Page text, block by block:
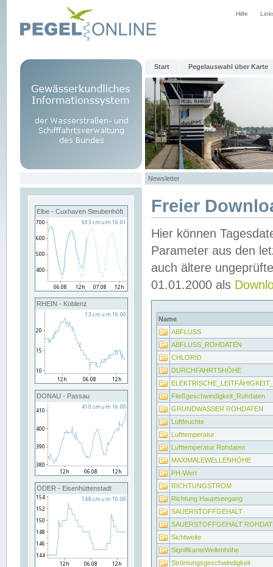
Hilfe
Start Pegelauswahl über Karte
Newsletter
Elbe - Cuxhaven Steubenhöft
RHEIN - Koblenz
DONAU - Passau
ODER - Eisenhüttenstadt
Freier
Hier können
Parameter aus den
auch ältere
01.01.2000 als
Name
ABFLUSS
ABFLUSS_ROHDATEN
CHLORID
DURCHFAHRTSHÖHE
Fließgeschwindigkeit_Rohdaten
GRUNDWASSER ROHDATEN
Luftfeuchte
Lufttemperatur
Lufttemperatur Rohdaten
MAXIMALEWELLENHÖHE
PH-Wert
RICHTUNGSTROM
Richtung Hauptseegang
SAUERSTOFFGEHALT
SAUERSTOFFGEHALT
Sichtweite
SignifikanteWellenhöhe
Strömungsgeschwindigkeit